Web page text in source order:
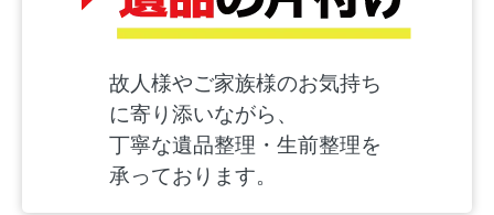
故人様やご家族様のお気持ち
に寄り添いながら、
丁寧な遺品整理・生前整理を
承っております。